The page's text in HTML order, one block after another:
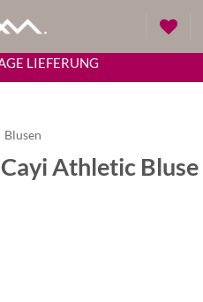
LIEFERUNG
Blusen
Athletic Bluse